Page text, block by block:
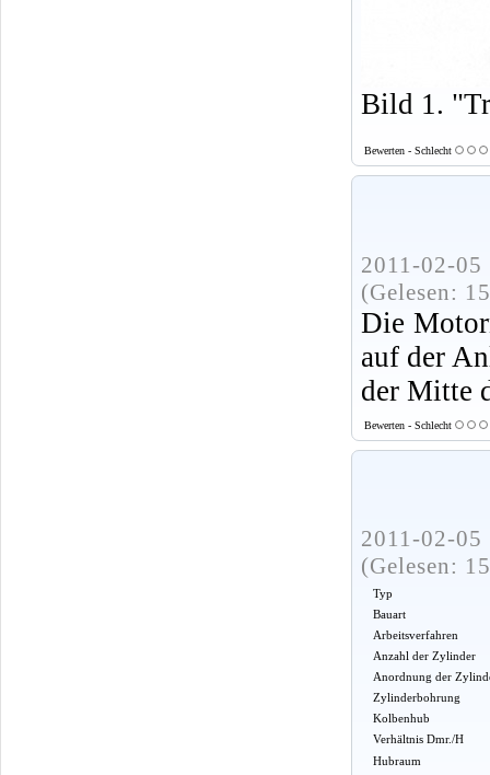
Bild 1.
Bewerten - Schlecht
2011-02-
(Gelesen:
Die
auf der
der Mitte
Bewerten - Schlecht
2011-02-
(Gelesen:
Typ
Bauart
Arbeitsverfahren
Anzahl der Zylinder
Anordnung der
Zylinderbohrung
Kolbenhub
Verhältnis Dmr./H
Hubraum